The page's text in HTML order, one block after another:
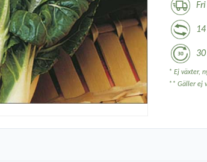
* Ej växter,
** Gäller ej